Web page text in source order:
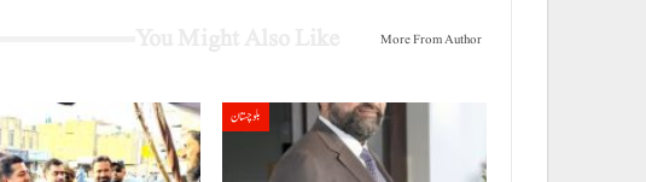
More From Author
بلوچستان